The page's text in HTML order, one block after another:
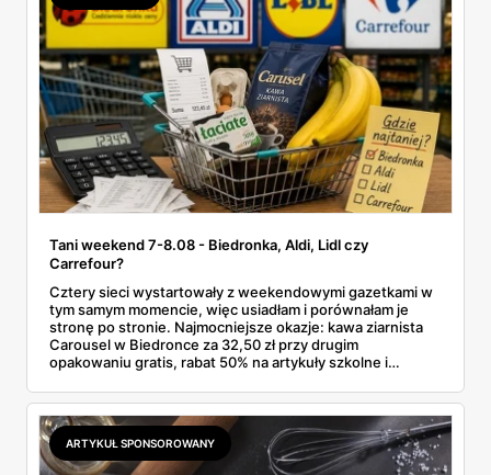
Tani weekend 7-8.08 - Biedronka, Aldi, Lidl czy
Carrefour?
Cztery sieci wystartowały z weekendowymi gazetkami w
tym samym momencie, więc usiadłam i porównałam je
stronę po stronie. Najmocniejsze okazje: kawa ziarnista
Carousel w Biedronce za 32,50 zł przy drugim
opakowaniu gratis, rabat 50% na artykuły szkolne i
2,99 zł za kilogram, ale wyłącznie w sobotę z aplikacją. Aldi
odpowiada masłem za 2,99 zł. Werdykt w skrócie:
najwięcej wyciśniesz z Biedronki, po świeże warzywa jedź
do Aldi.
ARTYKUŁ SPONSOROWANY